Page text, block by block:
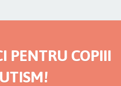
PENTRU COPIII